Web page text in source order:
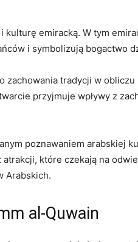
emiracką.​ W tym
i symbolizują bogactwo
zachowania tradycji w
przyjmuje wpływy ⁤z
poznawaniem​ arabskiej
które ⁣czekają na
Arabskich.
​al-Quwain